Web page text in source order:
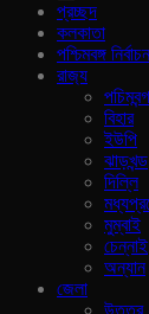
প্রচ্ছদ
কলকাতা
পশ্চিমবঙ্গ নির্বাচন
রাজ‍্য
পচিমবন্গ
বিহার
ইউপি
ঝাড়খন্ড
দিল্লি
মুম্বাই
চেন্নাই
অন্যান
জেলা